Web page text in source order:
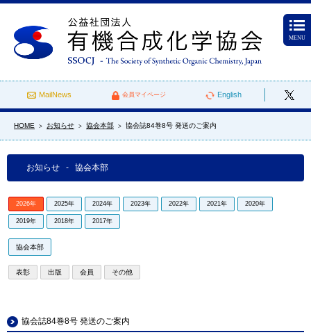
MailNews 会員マイページ English
MENU
HOME > お知らせ > 協会本部 > 協会誌84巻8号 発送のご案内
お知らせ - 協会本部
2026年 2025年 2024年 2023年 2022年 2021年 2020年
2019年 2018年 2017年
協会本部
表彰 出版 会員 その他
協会誌84巻8号 発送のご案内